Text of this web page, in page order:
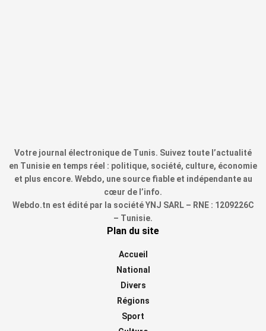
Votre journal électronique de Tunis. Suivez toute l’actualité
en Tunisie en temps réel : politique, société, culture, économie
et plus encore. Webdo, une source fiable et indépendante au
cœur de l’info.
Webdo.tn est édité par la société YNJ SARL – RNE : 1209226C
– Tunisie.
Plan du site
Accueil
National
Divers
Régions
Sport